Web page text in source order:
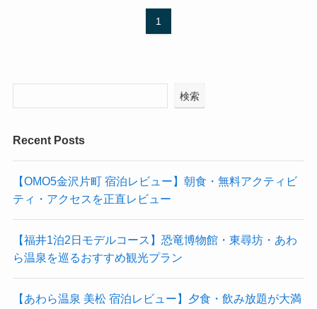
1
検索
Recent Posts
【OMO5金沢片町 宿泊レビュー】朝食・無料アクティビ
ティ・アクセスを正直レビュー
【福井1泊2日モデルコース】恐竜博物館・東尋坊・あわ
ら温泉を巡るおすすめ観光プラン
【あわら温泉 美松 宿泊レビュー】夕食・飲み放題が大満